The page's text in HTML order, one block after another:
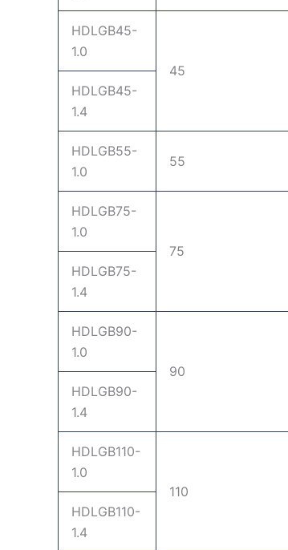
HDLGB45-
1.0
45
HDLGB45-
1.4
HDLGB55-
1.0
55
HDLGB75-
1.0
75
HDLGB75-
1.4
HDLGB90-
1.0
90
HDLGB90-
1.4
HDLGB110-
1.0
110
HDLGB110-
1.4